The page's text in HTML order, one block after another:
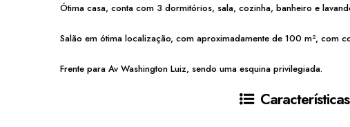
Ótima casa, conta com 3 dormitórios, sala, cozinha, banheiro e
Salão em ótima localização, com aproximadamente de 100 m², com
Frente para Av Washington Luiz, sendo uma esquina privilegiada.